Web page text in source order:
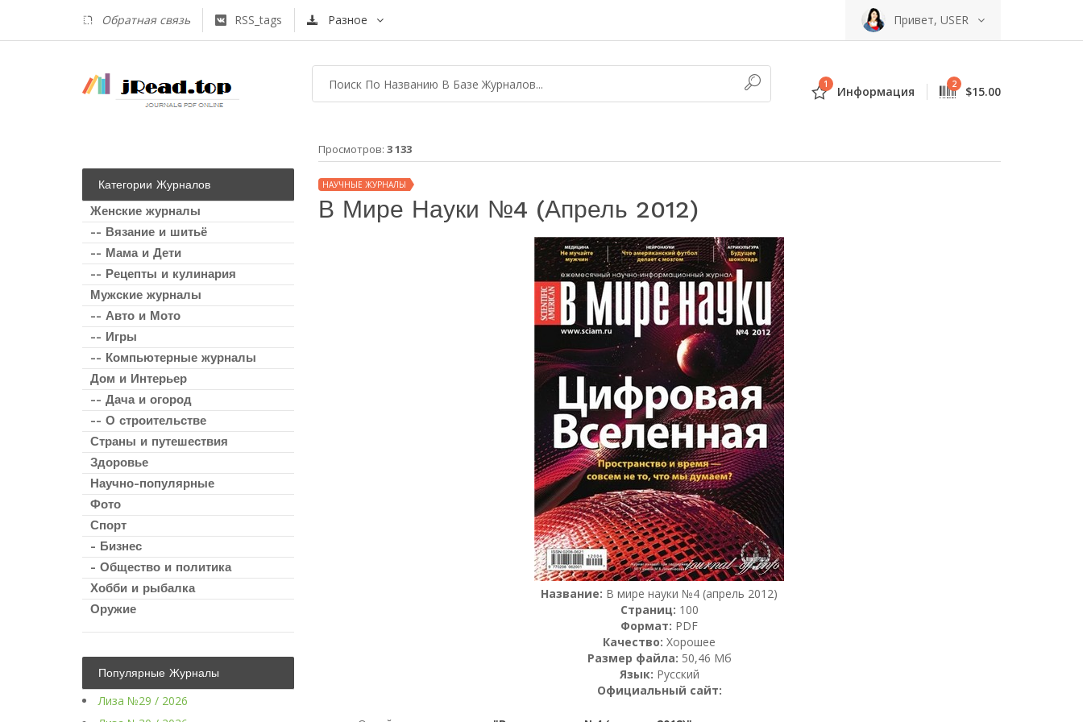
Обратная связь RSS_tags Разное Привет, USER
1 Информация 2 $15.00
Категории Журналов
Женские журналы
-- Вязание и шитьё
-- Мама и Дети
-- Рецепты и кулинария
Мужские журналы
-- Авто и Мото
-- Игры
-- Компьютерные журналы
Дом и Интерьер
-- Дача и огород
-- О строительстве
Страны и путешествия
Здоровье
Научно-популярные
Фото
Спорт
- Бизнес
- Общество и политика
Хобби и рыбалка
Оружие
Популярные Журналы
Лиза №29 / 2026
Просмотров: 3 133
НАУЧНЫЕ ЖУРНАЛЫ
В Мире Науки №4 (апрель 2012)
Название: В мире науки №4 (апрель 2012)
Страниц: 100
Формат: PDF
Качество: Хорошее
Размер файла: 50,46 Мб
Язык: Русский
Официальный сайт: